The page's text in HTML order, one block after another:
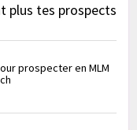
plus tes prospects
prospecter en MLM